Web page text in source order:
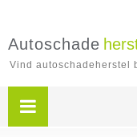
Autoschade
Vind autoschadeherstel